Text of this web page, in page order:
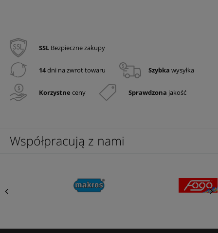
SSL Bezpieczne zakupy
14dni na zwrot towaru Szybka wysyłka
Korzystne ceny Sprawdzona jakość
Współpracują z nami